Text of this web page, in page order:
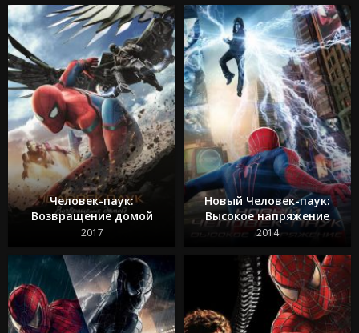
Человек-паук:
Возвращение домой
2017
Новый Человек-паук:
Высокое напряжение
2014